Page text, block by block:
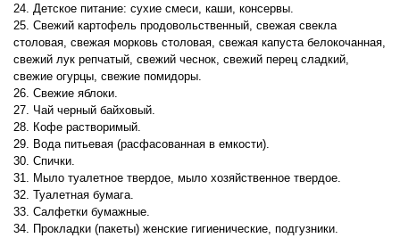
24. Детское питание: сухие смеси, каши, консервы.
25. Свежий картофель продовольственный, свежая свекла
столовая, свежая морковь столовая, свежая капуста белокочанная,
свежий лук репчатый, свежий чеснок, свежий перец сладкий,
свежие огурцы, свежие помидоры.
26. Свежие яблоки.
27. Чай черный байховый.
28. Кофе растворимый.
29. Вода питьевая (расфасованная в емкости).
30. Спички.
31. Мыло туалетное твердое, мыло хозяйственное твердое.
32. Туалетная бумага.
33. Салфетки бумажные.
34. Прокладки (пакеты) женские гигиенические, подгузники.